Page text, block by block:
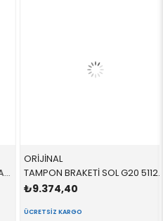
ORİJİNAL
TAMPON BRAKETİ SOL G20 51127427967 51127427967 51127427967
₺9.374,40
ÜCRETSIZ KARGO